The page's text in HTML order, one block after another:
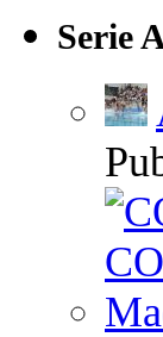
Serie